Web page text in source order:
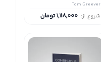
with stakeholders, keep
your sanity, and deliver
Tom Greever
شروع از: 1,118,000تومان